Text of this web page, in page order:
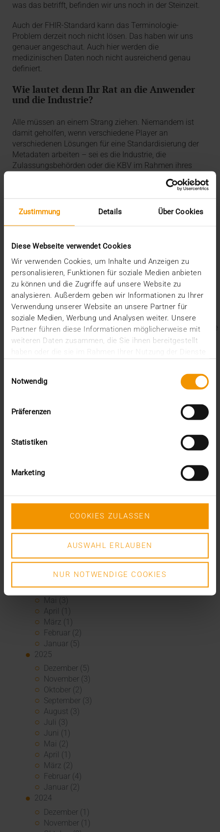
Zustimmung Details Über Cookies
Diese Webseite verwendet Cookies
Wir verwenden Cookies, um Inhalte und Anzeigen zu
personalisieren, Funktionen für soziale Medien anbieten
zu können und die Zugriffe auf unsere Website zu
analysieren. Außerdem geben wir Informationen zu Ihrer
Verwendung unserer Website an unsere Partner für
soziale Medien, Werbung und Analysen weiter. Unsere
Partner führen diese Informationen möglicherweise mit
weiteren Daten zusammen, die Sie ihnen bereitgestellt
Notwendig
Präferenzen
Statistiken
Marketing
COOKIES ZULASSEN
AUSWAHL ERLAUBEN
NUR NOTWENDIGE COOKIES
was das betrifft, befinden wir uns noch in der Steinzeit.
Auch der FHIR-Standard kann das Terminologie-
Problem derzeit noch nicht lösen. Das haben wir uns
genauer angeschaut. Auch hier werden die
medizinischen Daten noch nicht ausreichend genau
definiert.
Wie lautet denn Ihr Rat an die Anwender
und die Industrie?
Alle müssen an einem Strang ziehen. Niemandem ist
damit geholfen, wenn verschiedene Player an
verschiedenen Lösungen für eine Standardisierung der
Metadaten arbeiten – sei es die Industrie, die
Zulassungsbehörden oder die KBV im Rahmen ihres
Auftrags der gematik. Gesundheitseinrichtungen
könnten einen großen Beitrag leisten, indem sie ihre
Einrichtungen die Chance geben, Strukturen zu
dafür interessiert, findet weitere Informationen im
Portal, Europas größter Sammlung von medizinischen
Formularen.
Letzte Blogbeiträge
Der EHDS – ein Rahmen für Spielregeln und
Innovation
Der EU AI Act im Krankenhaus: So betten Sie KI in Ihre
Radiologie ein
CSR
Kolumne
Overview
Presse
Vernetzung
2026
Juli (4)
Juni (4)
Mai (3)
April (1)
März (1)
Februar (2)
Januar (5)
2025
Dezember (5)
November (3)
Oktober (2)
September (3)
August (3)
Juli (3)
Juni (1)
Mai (2)
April (1)
März (2)
Februar (4)
Januar (2)
2024
Dezember (1)
November (1)